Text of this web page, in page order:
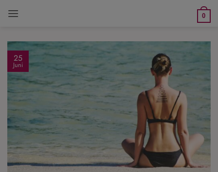
Inhalt
0
25
Juni